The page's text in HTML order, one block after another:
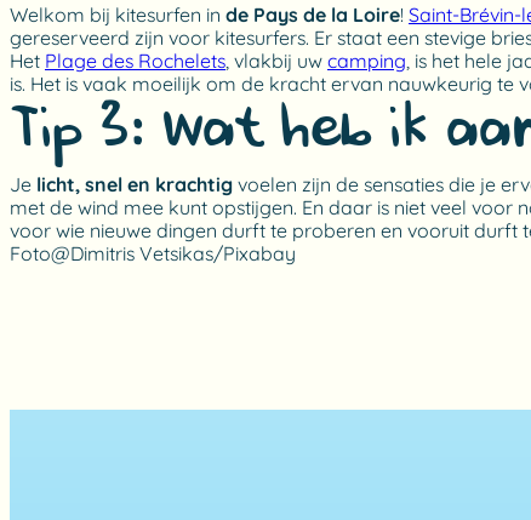
Welkom bij kitesurfen in de Pays de la Loire! Saint-Brévin-
gereserveerd zijn voor kitesurfers. Er staat een stevige
Het Plage des Rochelets , vlakbij uw camping , is het hele
is. Het is vaak moeilijk om de kracht ervan nauwkeurig
Tip 3: Wat heb ik
Je licht, snel en krachtig voelen zijn de sensaties die je
met de wind mee kunt opstijgen. En daar is niet veel
voor wie nieuwe dingen durft te proberen en vooruit
Foto@Dimitris Vetsikas/Pixabay